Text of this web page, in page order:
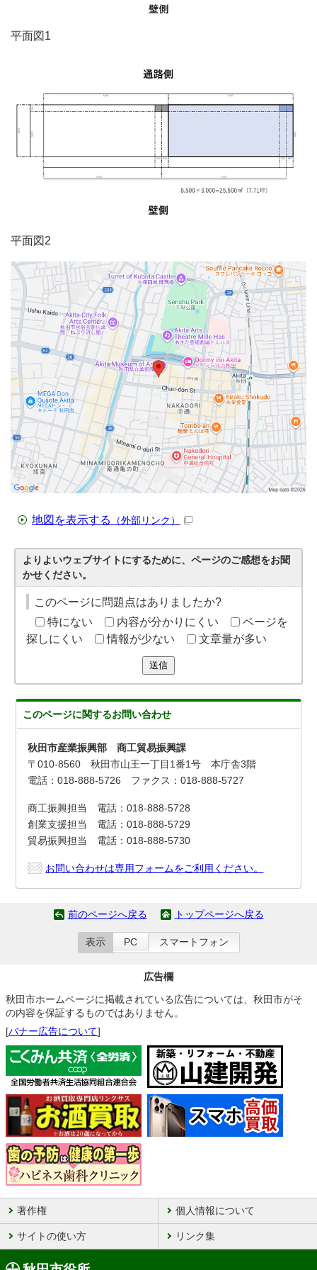
平面図1
平面図2
地図を表示する （外部リンク）
よりよいウェブサイトにするために、ページのご感想をお聞
かせください。
このページに問題点はありましたか?
特にない
内容が分かりにくい
ページを
探しにくい
情報が少ない 文章量が多い
送信
このページに関するお問い合わせ
秋田市産業振興部 商工貿易振興課
〒010-8560 秋田市山王一丁目1番1号 本庁舎3階
電話：018-888-5726 ファクス：018-888-5727
商工振興担当 電話：018-888-5728
創業支援担当 電話：018-888-5729
貿易振興担当 電話：018-888-5730
お問い合わせは専用フォームをご利用ください。
前のページへ戻る トップページへ戻る
表示 PC スマートフォン
広告欄
秋田市ホームページに掲載されている広告については、秋田市がそ
の内容を保証するものではありません。
[バナー広告について]
著作権 個人情報について
サイトの使い方 リンク集